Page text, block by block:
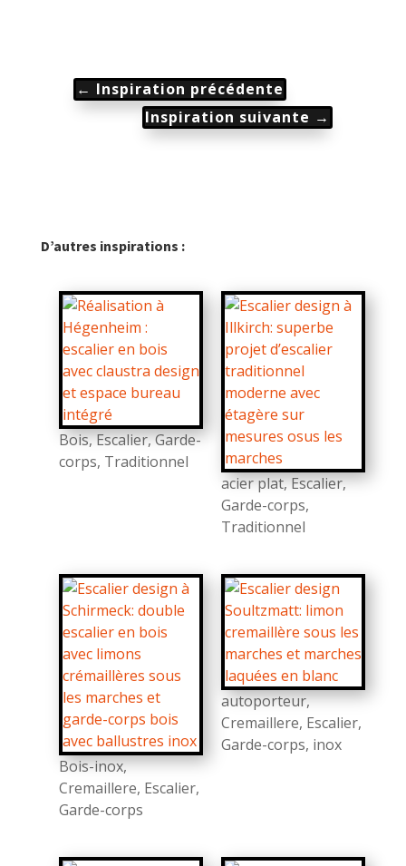
← Inspiration précédente
Inspiration suivante →
D’autres inspirations :
Bois,Escalier,Garde-
corps, Traditionnel
acier plat,Escalier,
Garde-corps,
Traditionnel
Bois-inox,
Cremaillere, Escalier,
Garde-corps
autoporteur,
Cremaillere, Escalier,
Garde-corps, inox